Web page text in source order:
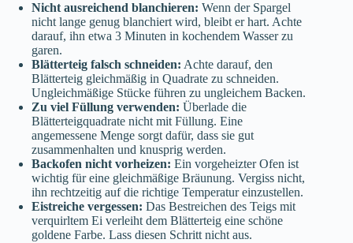
Nicht ausreichend blanchieren: Wenn der Spargel
nicht lange genug blanchiert wird, bleibt er hart. Achte
darauf, ihn etwa 3 Minuten in kochendem Wasser zu
garen.
Blätterteig falsch schneiden: Achte darauf, den
Blätterteig gleichmäßig in Quadrate zu schneiden.
Ungleichmäßige Stücke führen zu ungleichem Backen.
Zu viel Füllung verwenden: Überlade die
Blätterteigquadrate nicht mit Füllung. Eine
angemessene Menge sorgt dafür, dass sie gut
zusammenhalten und knusprig werden.
Backofen nicht vorheizen: Ein vorgeheizter Ofen ist
wichtig für eine gleichmäßige Bräunung. Vergiss nicht,
ihn rechtzeitig auf die richtige Temperatur einzustellen.
Eistreiche vergessen: Das Bestreichen des Teigs mit
verquirltem Ei verleiht dem Blätterteig eine schöne
goldene Farbe. Lass diesen Schritt nicht aus.